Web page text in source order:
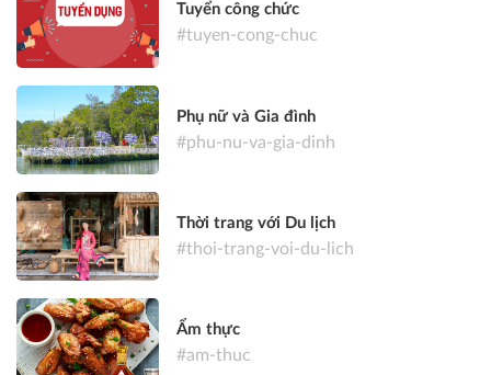
Tuyển công chức
#tuyen-cong-chuc
Phụ nữ và Gia đình
#phu-nu-va-gia-dinh
Thời trang với Du lịch
#thoi-trang-voi-du-lich
Ẩm thực
#am-thuc